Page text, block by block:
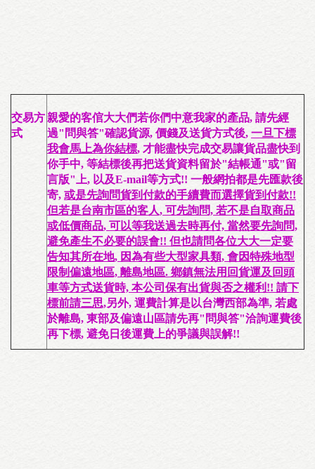
交易方
式
親愛的客倌大大們若你們中意我家的產品, 請先經
過"問與答"確認貨源, 價錢及送貨方式後, 一旦下標
我會馬上為你結標, 才能盡快完成交易讓貨品盡快到
你手中, 等結標後再把送貨資料留於"結帳通"或"留
言版"上, 以及E-mail等方式!! 一般網拍都是先匯款後
寄, 或是先詢問貨到付款的手續費而選擇貨到付款!!
但若是台南市區的客人, 可先詢問, 若不是自取商品
或低價商品, 可以等我送過去時再付, 當然要先詢問,
避免產生不必要的誤會!! 但也請問各位大大一定要
告知其所在地, 因為有些大型家具類, 會因特殊地型
限制偏遠地區, 離島地區. 鄉鎮無法用回貨運及回頭
車等方式送貨時, 本公司保有出貨與否之權利!! 請下
標前請三思,另外, 運費計算是以台灣西部為準, 若處
於離島, 東部及偏遠山區請先再"問與答"洽詢運費後
再下標, 避免日後運費上的爭議與誤解!!